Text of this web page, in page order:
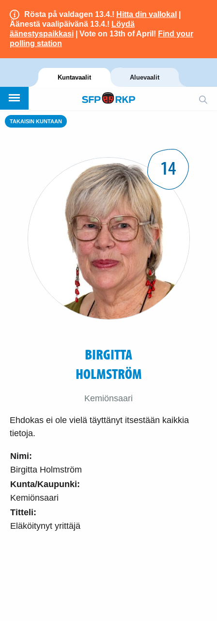
Rösta på valdagen 13.4.! Hitta din vallokal
Äänestä vaalipäivänä 13.4.! Löydä
äänestyspaikkasi | Vote on 13th of April! Find your
polling station
Kuntavaalit Aluevaalit
TAKAISIN KUNTAAN
Nimi:
Birgitta Holmström
Kunta/Kaupunki:
Kemiönsaari
Titteli:
Eläköitynyt yrittäjä
14
BIRGITTA
HOLMSTRÖM
Kemiönsaari
Ehdokas ei ole vielä täyttänyt itsestään kaikkia
tietoja.